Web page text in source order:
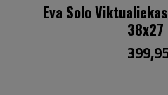
Eva Solo
38x27